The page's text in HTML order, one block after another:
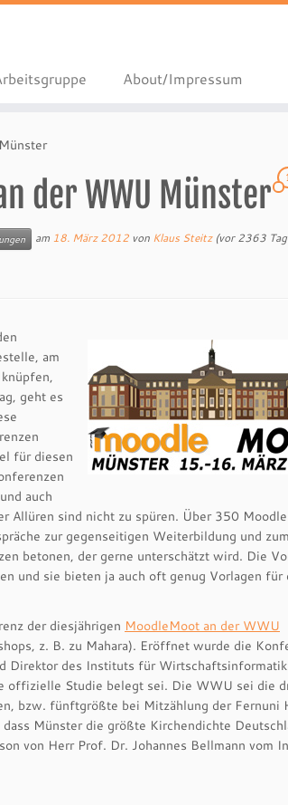
About/Impressum
der WWU Münster 1
am 18. März 2012 von Klaus Steitz(vor 2363
am
geht es
für diesen
auch
Allüren sind nicht zu spüren. Über 350
zur gegenseitigen Weiterbildung und zum
betonen, der gerne unterschätzt wird. Die
und sie bieten ja auch oft genug Vorlagen für
der diesjährigen MoodleMoot an der WWU
z. B. zu Mahara). Eröffnet wurde die
Direktor des Instituts für
offizielle Studie belegt sei. Die WWU sei die
bzw. fünftgrößte bei Mitzählung der Fernuni
Münster die größte Kirchendichte
von Herr Prof. Dr. Johannes Bellmann vom